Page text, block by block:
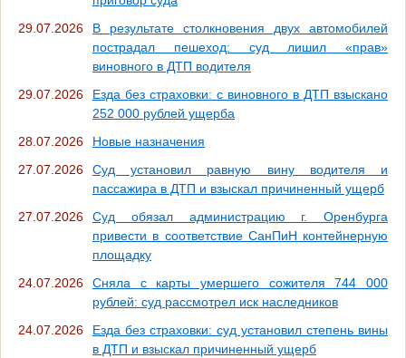
29.07.2026
В результате столкновения двух автомобилей
пострадал пешеход: суд лишил «прав»
виновного в ДТП водителя
29.07.2026
Езда без страховки: с виновного в ДТП взыскано
252 000 рублей ущерба
28.07.2026
Новые назначения
27.07.2026
Суд установил равную вину водителя и
пассажира в ДТП и взыскал причиненный ущерб
27.07.2026
Суд обязал администрацию г. Оренбурга
привести в соответствие СанПиН контейнерную
площадку
24.07.2026
Сняла с карты умершего сожителя 744 000
рублей: суд рассмотрел иск наследников
24.07.2026
Езда без страховки: суд установил степень вины
в ДТП и взыскал причиненный ущерб